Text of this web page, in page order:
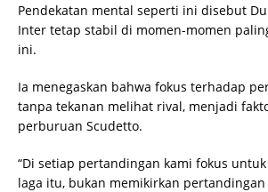
Pendekatan mental seperti ini disebut
Inter tetap stabil di momen-momen
ini.
Ia menegaskan bahwa fokus terhadap
tanpa tekanan melihat rival, menjadi
perburuan Scudetto.
“Di setiap pertandingan kami fokus
laga itu, bukan memikirkan